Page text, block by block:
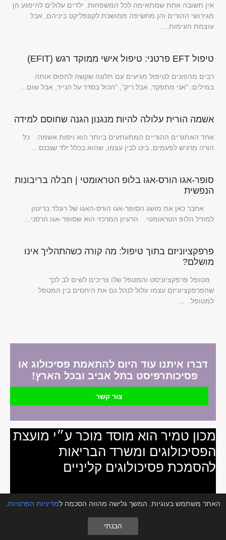
אין תשובה אחת שמתאימה לכל המשפחות. ילדים עלולים להיפגע הן
מגירושי ההורים והן מחשיפה ממושכת לקונפליקט ביניהם, אבל
עוצמת העימות,…
טיפול EFT פרטני: טיפול אישי ממוקד רגש (EFIT)
רבים מהפונים לטיפול מגיעים עם תלונה שקשה לתפוס אותה
במילים: "אני מתפקד, אבל ריק", "הכול בסדר על הנייר, אבל שום…
אשמה הורית עלולה להיות מנגנון הגנה שחוסם למידה
אחד האתגרים ההוריים המתעתעים ביותר הוא ויסות אשמה. כל
הורה מרגיש לפעמים, בינו לבין עצמו, שהוא בכלל ילד שנכנס…
סופר-אגו הורס-אגו בלופ הטראומטי | חבלה בריבונות
הנפשית
אחבר כאן את מושג הסופר-אגו הורס-האגו של רונלד בריטון
למודל הלופ הטראומטי. הרעיון המרכזי הוא שסופר-אגו הרסני…
פרפקציוניזם בתוך טיפול: מה קורה כשהתהליך אינו
מושלם?
מטופל פרפקציוניסט והמטפל שלו צריכים לשים לב לכך
שהפרפקציוניזם עצמו עלול לנהל גם את היחסים בין המטפל
למטופל. …
דברו איתנו עוד היום להתאמת פסיכולוג או
פסיכותרפיסט בתל אביב ובכל הארץ!
צור קשר
מכון טמיר הוא מוסד מוכר ע״י מועצת
הפסיכולוגים ומשרד הבריאות
להסמכת פסיכולוגים קליניים
נחלת יצחק 32א׳, תל אביב יפו, 6744824
האתר משתמש בעוגיות. המשך גלישה מהווה הסכמה למדיניות הפרטיות
הבנתי